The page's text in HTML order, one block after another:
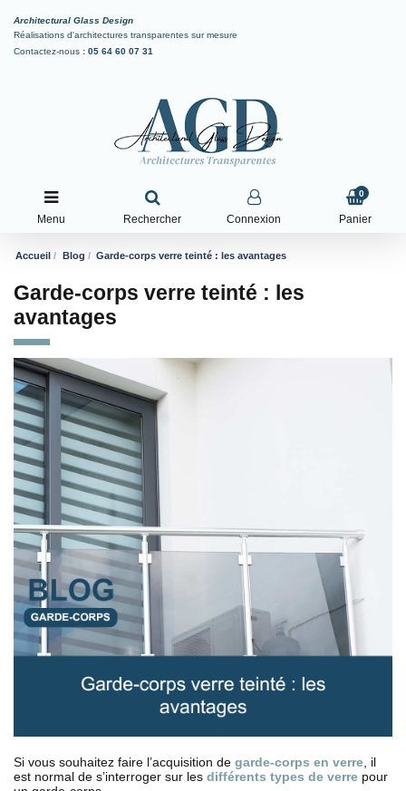
Architectural Glass Design
Réalisations d'architectures transparentes sur mesure
Contactez-nous : 05 64 60 07 31
Menu Rechercher Connexion
0
Panier
Accueil Blog Garde-corps verre teinté : les avantages
Garde-corps verre teinté : les
avantages
Si vous souhaitez faire l’acquisition de garde-corps en verre , il
est normal de s’interroger sur les différents types de verre pour